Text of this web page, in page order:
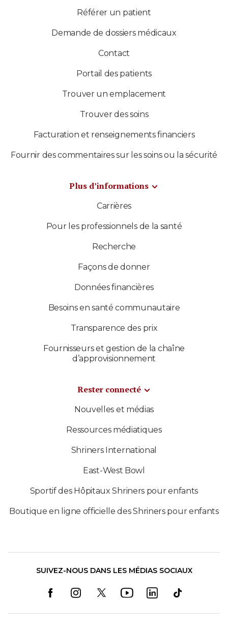
Référer un patient
Demande de dossiers médicaux
Contact
Portail des patients
Trouver un emplacement
Trouver des soins
Facturation et renseignements financiers
Fournir des commentaires sur les soins ou la sécurité
Plus d’informations
Carrières
Pour les professionnels de la santé
Recherche
Façons de donner
Données financières
Besoins en santé communautaire
Transparence des prix
Fournisseurs et gestion de la chaîne
d’approvisionnement
Rester connecté
Nouvelles et médias
Ressources médiatiques
Shriners International
East-West Bowl
Sportif des Hôpitaux Shriners pour enfants
Boutique en ligne officielle des Shriners pour enfants
SUIVEZ-NOUS DANS LES MÉDIAS SOCIAUX